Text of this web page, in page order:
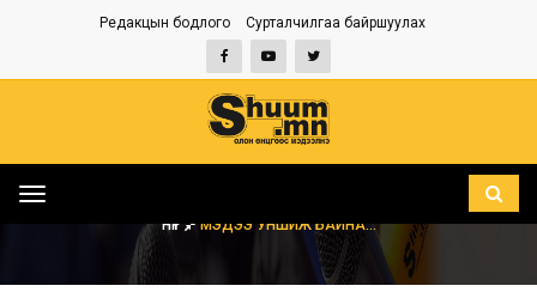
Редакцын бодлого Сурталчилгаа байршуулах
Toggle
НҮҮР МЭДЭЭ УНШИЖ БАЙНА...